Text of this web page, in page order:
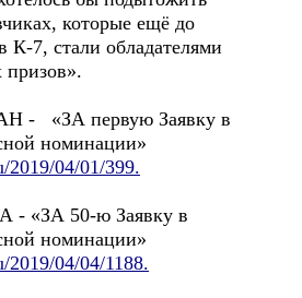
которые ещё до
К-7, стали обладателями
призов».
- «ЗА первую Заявку в
номинации»
2019/04/01/399.
«ЗА 50-ю Заявку в
номинации»
04/04/1188.